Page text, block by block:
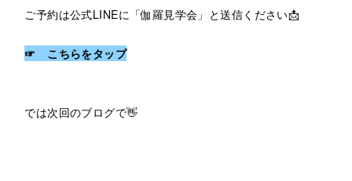
ご予約は公式LINEに「伽羅見学会」と送信ください📩
☞ こちらをタップ
では次回のブログで👋